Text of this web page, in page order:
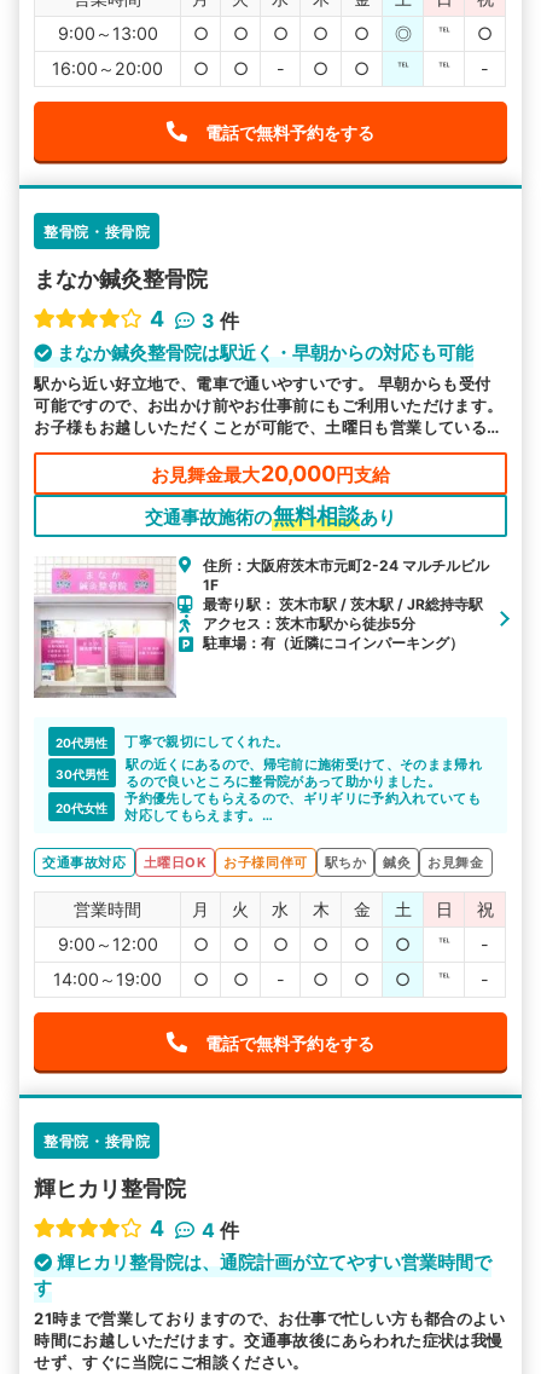
9:00～13:00
○ ○ ○ ○ ○ ◎ ℡
○
16:00～20:00
○ ○ - ○ ○ ℡ ℡ -
電話で無料予約をする
整骨院・接骨院
まなか鍼灸整骨院
4
3 件
まなか鍼灸整骨院は駅近く・早朝からの対応も可能
駅から近い好立地で、電車で通いやすいです。 早朝からも受付
可能ですので、お出かけ前やお仕事前にもご利用いただけます。
お子様もお越しいただくことが可能で、土曜日も営業しているの
で、平日は厳しい方にも安心してお越しいただけます。
お見舞金最大20,000円支給
交通事故施術の無料相談あり
住所：大阪府茨木市元町2-24 マルチルビル
1F
最寄り駅： 茨木市駅 / 茨木駅 / JR総持寺駅
アクセス：茨木市駅から徒歩5分
駐車場：有（近隣にコインパーキング）
20代男性 丁寧で親切にしてくれた。
30代男性
駅の近くにあるので、帰宅前に施術受けて、そのまま帰れ
るので良いところに整骨院があって助かりました。
20代女性
予約優先してもらえるので、ギリギリに予約入れていても
対応してもらえます。
通院が楽に感じます。
交通事故対応 土曜日OK お子様同伴可 駅ちか 鍼灸 お見舞金
営業時間 月 火 水 木 金 土 日
祝
9:00～12:00
○ ○ ○ ○ ○ ○ ℡
-
14:00～19:00
○ ○ - ○ ○ ○ ℡ -
電話で無料予約をする
整骨院・接骨院
輝ヒカリ整骨院
4
4 件
輝ヒカリ整骨院は、通院計画が立てやすい営業時間で
す
21時まで営業しておりますので、お仕事で忙しい方も都合のよい
時間にお越しいただけます。交通事故後にあらわれた症状は我慢
せず、すぐに当院にご相談ください。